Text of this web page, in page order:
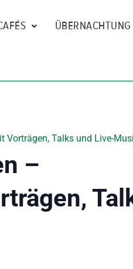
ÜBERNACHTUNG
Vorträgen, Talks und Live-
–